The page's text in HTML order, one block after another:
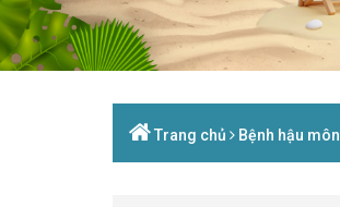
Trang chủ Bệnh hậu môn